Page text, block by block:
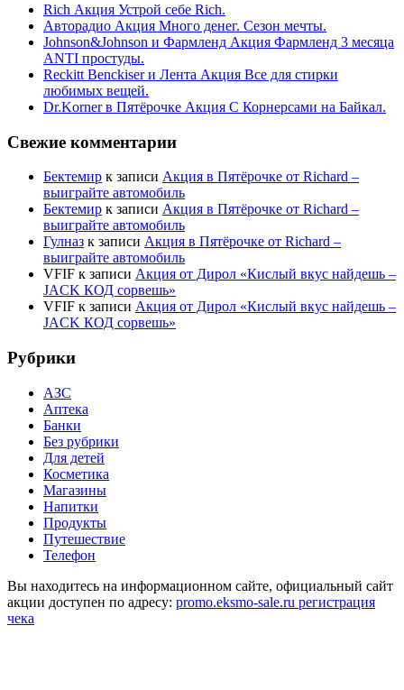
Rich Акция Устрой себе Rich.
Авторадио Акция Много денег. Сезон мечты.
Johnson&Johnson и Фармленд Акция Фармленд 3 месяца
ANTI простуды.
Reckitt Benckiser и Лента Акция Все для стирки
любимых вещей.
Dr.Korner в Пятёрочке Акция С Корнерсами на Байкал.
Свежие комментарии
Бектемир к записи Акция в Пятёрочке от Richard –
выиграйте автомобиль
Бектемир к записи Акция в Пятёрочке от Richard –
выиграйте автомобиль
Гулназ к записи Акция в Пятёрочке от Richard –
выиграйте автомобиль
VFIF к записи Акция от Дирол «Кислый вкус найдешь –
JACK КОД сорвешь»
VFIF к записи Акция от Дирол «Кислый вкус найдешь –
JACK КОД сорвешь»
Рубрики
АЗС
Аптека
Банки
Без рубрики
Для детей
Косметика
Магазины
Напитки
Продукты
Путешествие
Телефон
Вы находитесь на информационном сайте, официальный сайт
акции доступен по адресу: promo.eksmo-sale.ru регистрация
чека